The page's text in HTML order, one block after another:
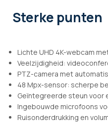
Sterke punten
Lichte UHD 4K-webcam
Veelzijdigheid:
PTZ-camera met
48 Mpx-sensor: scherpe
Geïntegreerde steun voor
Ingebouwde microfoons
Ruisonderdrukking en